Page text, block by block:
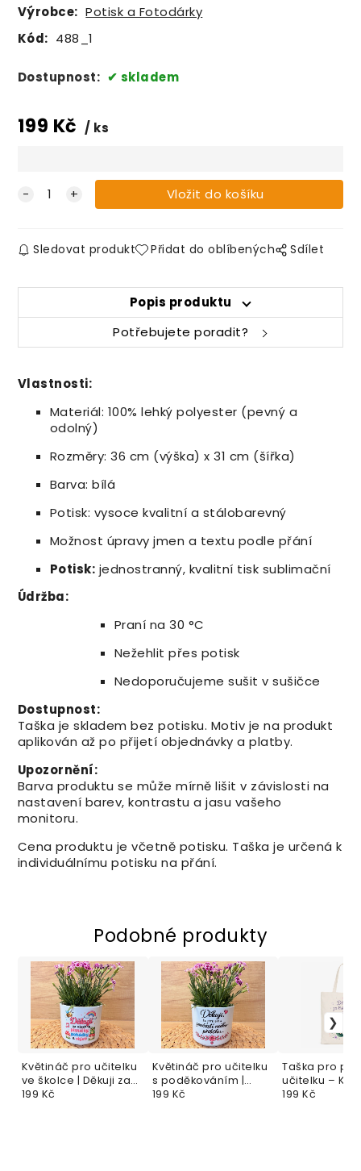
Výrobce: Potisk a Fotodárky
Kód: 488_1
Dostupnost: skladem
199 Kč ks
Sledovat produkt Přidat do oblíbených Sdílet
Popis produktu
Potřebujete poradit?
Vlastnosti:
Materiál: 100% lehký polyester (pevný a
odolný)
Rozměry: 36 cm (výška) x 31 cm (šířka)
Barva: bílá
Potisk: vysoce kvalitní a stálobarevný
Možnost úpravy jmen a textu podle přání
Potisk: jednostranný, kvalitní tisk sublimační
Údržba:
Praní na 30 °C
Nežehlit přes potisk
Nedoporučujeme sušit v sušičce
Dostupnost:
Taška je skladem bez potisku. Motiv je na produkt
aplikován až po přijetí objednávky a platby.
Upozornění:
Barva produktu se může mírně lišit v závislosti na
nastavení barev, kontrastu a jasu vašeho
monitoru.
Cena produktu je včetně potisku. Taška je určená k
individuálnímu potisku na přání.
Podobné produkty
Květináč pro učitelku
ve školce | Děkuji za
všechny písničky,
199 Kč
Květináč pro učitelku
s poděkováním |
Děkuji, že jste byla
199 Kč
Taška pro
učitelku –
plná
199 Kč